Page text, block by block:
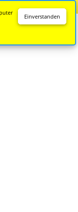
Einverstanden